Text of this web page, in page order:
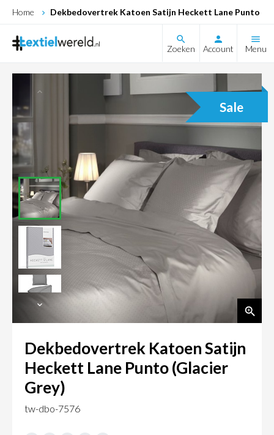
Home Dekbedovertrek Katoen Satijn Heckett Lane Punto
Zoeken Account Menu
Sale
Dekbedovertrek Katoen Satijn
Heckett Lane Punto (Glacier
Grey)
tw-dbo-7576